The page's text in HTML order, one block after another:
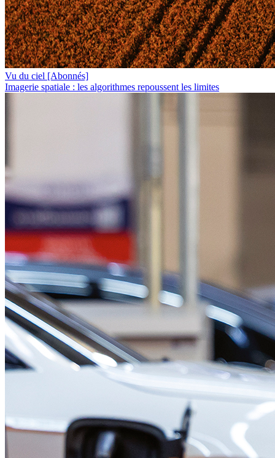
Vu du ciel [Abonnés]
Imagerie spatiale : les algorithmes repoussent les limites